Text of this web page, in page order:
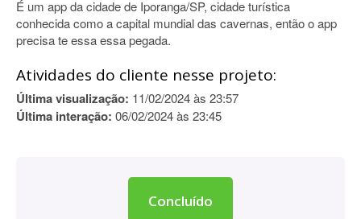
É um app da cidade de Iporanga/SP, cidade turística
conhecida como a capital mundial das cavernas, então o app
precisa te essa essa pegada.
Atividades do cliente nesse projeto:
Última visualização: 11/02/2024 às 23:57
Última interação: 06/02/2024 às 23:45
Concluído